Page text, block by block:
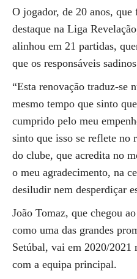
O jogador, de 20 anos,
destaque na Liga
alinhou em 21 partidas,
que os responsáveis
“Esta renovação traduz-se
mesmo tempo que sinto
cumprido pelo meu
sinto que isso se reflete no
do clube, que acredita no
o meu agradecimento, na
desiludir nem desperdiçar
João Tomaz, que chegou
como uma das grandes
Setúbal, vai em 2020/2021
com a equipa principal.